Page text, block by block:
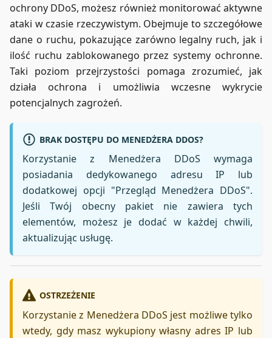
ochrony DDoS, możesz również monitorować aktywne
ataki w czasie rzeczywistym. Obejmuje to szczegółowe
dane o ruchu, pokazujące zarówno legalny ruch, jak i
ilość ruchu zablokowanego przez systemy ochronne.
Taki poziom przejrzystości pomaga zrozumieć, jak
działa ochrona i umożliwia wczesne wykrycie
potencjalnych zagrożeń.
BRAK DOSTĘPU DO MENEDŻERA DDOS?
Korzystanie z Menedżera DDoS wymaga
posiadania dedykowanego adresu IP lub
dodatkowej opcji "Przegląd Menedżera DDoS".
Jeśli Twój obecny pakiet nie zawiera tych
elementów, możesz je dodać w każdej chwili,
aktualizując usługę.
OSTRZEŻENIE
Korzystanie z Menedżera DDoS jest możliwe tylko
wtedy, gdy masz wykupiony własny adres IP lub